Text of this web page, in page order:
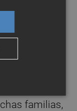
las
se paga
días a la
centro
familias,